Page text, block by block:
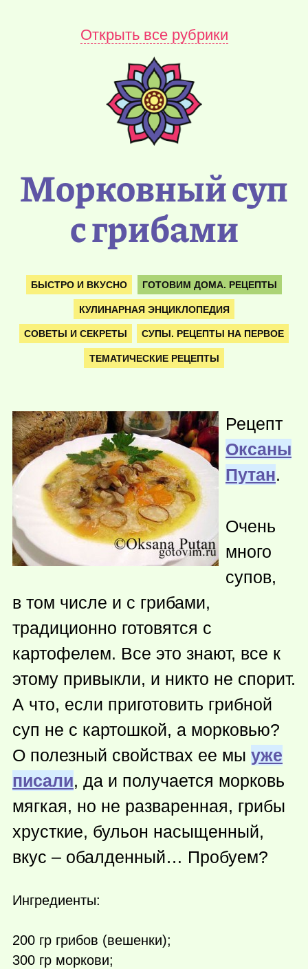
Открыть все рубрики
Морковный суп
с грибами
БЫСТРО И ВКУСНО ГОТОВИМ ДОМА. РЕЦЕПТЫ
КУЛИНАРНАЯ ЭНЦИКЛОПЕДИЯ
СОВЕТЫ И СЕКРЕТЫ СУПЫ. РЕЦЕПТЫ НА ПЕРВОЕ
ТЕМАТИЧЕСКИЕ РЕЦЕПТЫ
Рецепт
Оксаны
Путан.
Очень
много
супов,
в том числе и с грибами,
традиционно готовятся с
картофелем. Все это знают, все к
этому привыкли, и никто не спорит.
А что, если приготовить грибной
суп не с картошкой, а морковью?
О полезный свойствах ее мы уже
писали, да и получается морковь
мягкая, но не разваренная, грибы
хрусткие, бульон насыщенный,
вкус – обалденный… Пробуем?
Ингредиенты:
200 гр грибов (вешенки);
300 гр моркови;